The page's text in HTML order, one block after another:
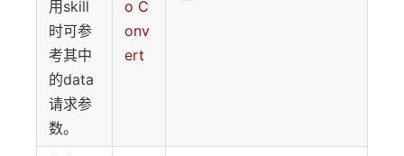
用skill
时可参
考其中
的data
请求参
数。
o C
onv
ert